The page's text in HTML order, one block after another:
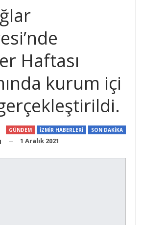
Haftası
kurum içi
GÜNDEM İZMİR HABERLERİ SON DAKİKA
1 Aralık 2021